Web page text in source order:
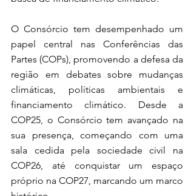
O Consórcio tem desempenhado um
papel central nas Conferências das
Partes (COPs), promovendo a defesa da
região em debates sobre mudanças
climáticas, políticas ambientais e
financiamento climático. Desde a
COP25, o Consórcio tem avançado na
sua presença, começando com uma
sala cedida pela sociedade civil na
COP26, até conquistar um espaço
próprio na COP27, marcando um marco